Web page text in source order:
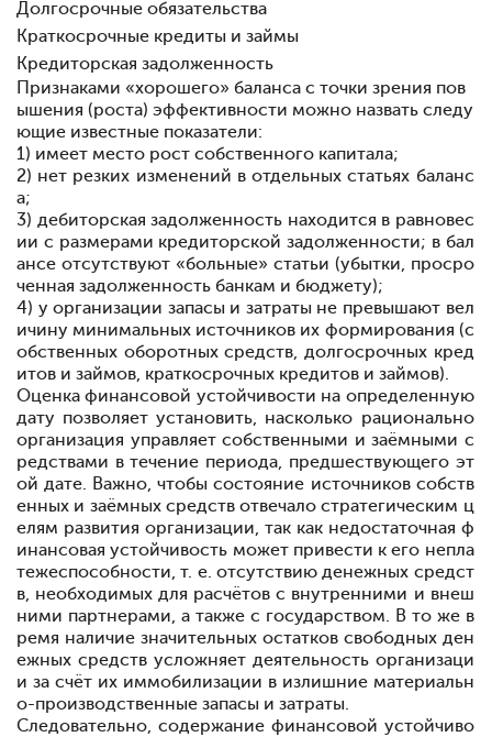
Долгосрочные обязательства
Краткосрочные кредиты и займы
Кредиторская задолженность
Признаками «хорошего» баланса с точки зрения пов
ышения (роста) эффективности можно назвать следу
ющие известные показатели:
1) имеет место рост собственного капитала;
2) нет резких изменений вотдельныхстатьях баланс
а;
3) дебиторскаязадолженность находится в равновес
ии с размерами кредиторскойзадолженности; в бал
ансе отсутствуют «больные» статьи (убытки, просро
ченная задолженность банкам и бюджету);
4) у организации запасы и затраты не превышают вел
ичину минимальных источников их формирования (с
обственных оборотныхсредств, долгосрочных кред
итов и займов, краткосрочных кредитов и займов).
Оценкафинансовой устойчивости на определенную
дату позволяетустановить, насколько рационально
организация управляетсобственными изаёмными с
редствами в течение периода, предшествующего эт
ойдате. Важно, чтобы состояние источников собств
енных и заёмных средствотвечалостратегическим ц
елям развития организации, так как недостаточная ф
инансовая устойчивость может привести к его непла
тежеспособности, т. е. отсутствиюденежных средст
в, необходимых для расчётовс внутренними и внеш
ними партнерами, а также с государством. В то же в
ремя наличие значительных остатков свободных ден
ежных средств усложняет деятельность организаци
и за счёт их иммобилизации в излишние материальн
о-производственные запасы и затраты.
Следовательно, содержание финансовой устойчиво